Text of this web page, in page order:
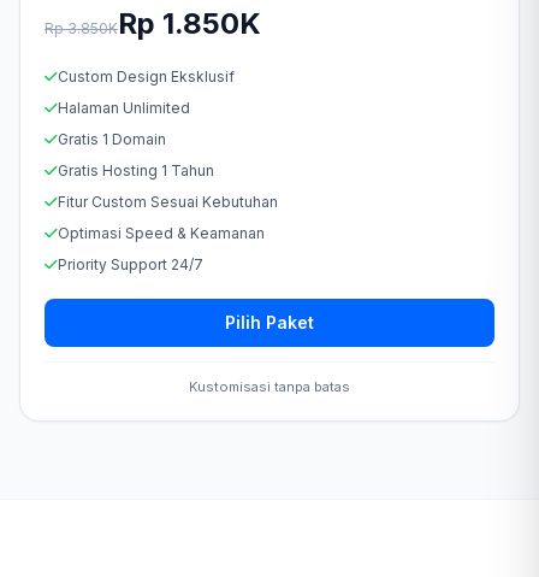
Rp 3.850KRp 1.850K
Custom Design Eksklusif
Halaman Unlimited
Gratis 1 Domain
Gratis Hosting 1 Tahun
Fitur Custom Sesuai Kebutuhan
Optimasi Speed & Keamanan
Priority Support 24/7
Pilih Paket
Kustomisasi tanpa batas